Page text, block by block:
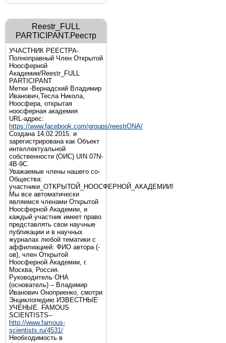
Reestr_FULL
PARTICIPANT.Реестр
УЧАСТНИК РЕЕСТРА-
Полноправный Член Открытой
Ноосферной
Академии/Reestr_FULL
PARTICIPANT
Метки -Вернадский Владимир
Иванович,Тесла Никола,
Ноосфера, открытая
ноосферная академия
URL-адрес:
https://www.facebook.com/groups/reestrONA/
Создана 14.02.2015. и
зарегистрирована как Объект
интеллектуальной
собственности (ОИС) UIN 07N-
4B-9C.
Уважаемые члены нашего со-
Общества:
участники_ОТКРЫТОЙ_НООСФЕРНОЙ_АКАДЕМИИ!
Мы все автоматически
являемся членами Открытой
Ноосферной Академии, и
каждый участник имеет право
представлять свои научные
публикации и в научных
журналах любой тематики с
аффилиацией: ФИО автора (-
ов), член Открытой
Ноосферной Академии, г.
Москва, Россия.
Руководитель ОНА
(основатель) – Владимир
Иванович Оноприенко, смотри
Энциклопедию ИЗВЕСТНЫЕ
УЧЕНЫЕ. FAMOUS
SCIENTISTS--
http://www.famous-
scientists.ru/4531/
Необходимость в